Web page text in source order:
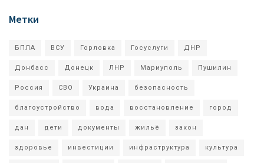
Метки
БПЛА ВСУ Горловка Госуслуги ДНР
Донбасс Донецк ЛНР Мариуполь Пушилин
Россия СВО Украина безопасность
благоустройство вода восстановление город
дан дети документы жильё закон
здоровье инвестиции инфраструктура культура